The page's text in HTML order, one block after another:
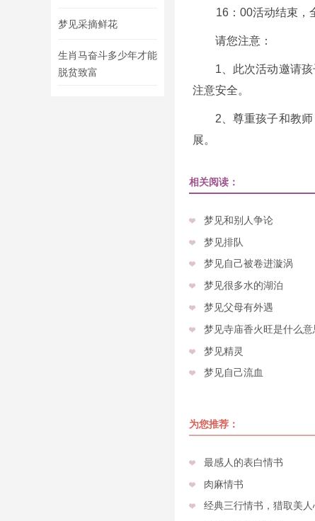
梦见采摘鲜花
生肖马奋斗多少年才能
脱贫致富
16：00活动结束，
请您注意：
1、此次活动邀请
注意安全。
2、尊重孩子和教
展。
相关阅读：
梦见和别人争论
梦见排队
梦见自己被卷进漩涡
梦见很多水的湖泊
梦见父母有外遇
梦见寺庙香火旺是什么意
梦见精灵
梦见自己流血
为您推荐：
最感人的表白情书
肉麻情书
经典三行情书，猎取美人